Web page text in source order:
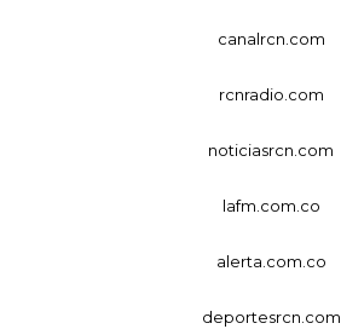
canalrcn.com
rcnradio.com
noticiasrcn.com
lafm.com.co
alerta.com.co
deportesrcn.com